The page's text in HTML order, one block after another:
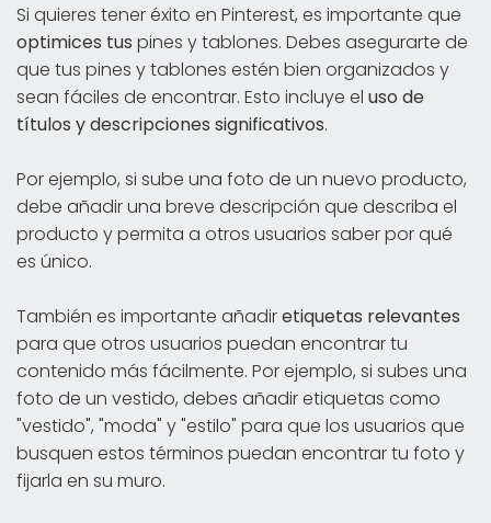
Si quieres tener éxito en Pinterest, es importante que
optimices tus pines y tablones. Debes asegurarte de
que tus pines y tablones estén bien organizados y
sean fáciles de encontrar. Esto incluye el uso de
títulos y descripciones significativos.
Por ejemplo, si sube una foto de un nuevo producto,
debe añadir una breve descripción que describa el
producto y permita a otros usuarios saber por qué
es único.
También es importante añadiretiquetas relevantes
para que otros usuarios puedan encontrar tu
contenido más fácilmente. Por ejemplo, si subes una
foto de un vestido, debes añadir etiquetas como
"vestido", "moda" y "estilo" para que los usuarios que
busquen estos términos puedan encontrar tu foto y
fijarla en su muro.